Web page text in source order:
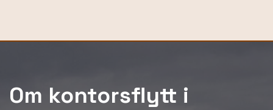
Om kontorsflytt i